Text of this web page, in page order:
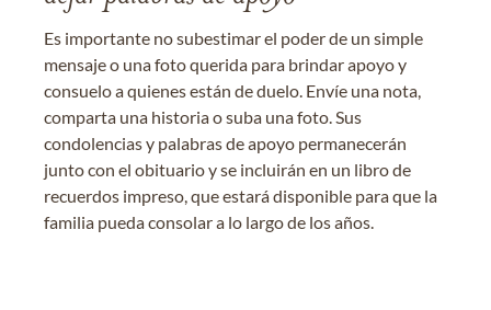
Es importante no subestimar el poder de un simple
mensaje o una foto querida para brindar apoyo y
consuelo a quienes están de duelo. Envíe una nota,
comparta una historia o suba una foto. Sus
condolencias y palabras de apoyo permanecerán
junto con el obituario y se incluirán en un libro de
recuerdos impreso, que estará disponible para que la
familia pueda consolar a lo largo de los años.